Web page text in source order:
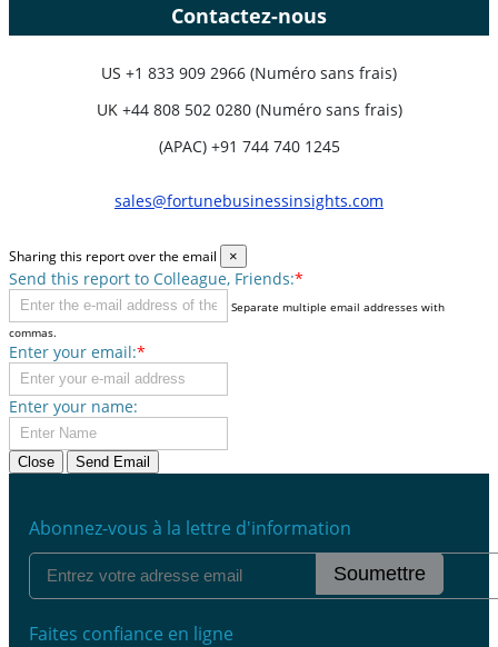
Contactez-nous
US +1 833 909 2966 (Numéro sans frais)
UK +44 808 502 0280 (Numéro sans frais)
(APAC) +91 744 740 1245
sales@fortunebusinessinsights.com
Sharing this report over the email ×
Send this report to Colleague, Friends:*
Separate multiple email addresses with
commas.
Enter your email:*
Enter your name:
Close Send Email
Abonnez-vous à la lettre d'information
Soumettre
Faites confiance en ligne